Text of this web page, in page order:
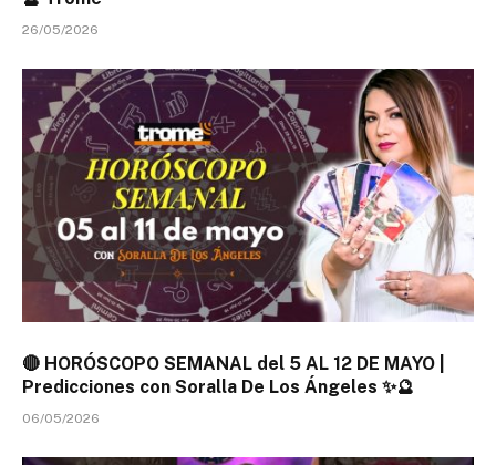
26/05/2026
🔴 HORÓSCOPO SEMANAL del 5 AL 12 DE MAYO |
Predicciones con Soralla De Los Ángeles ✨🔮
06/05/2026